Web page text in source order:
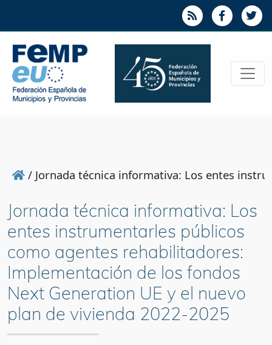
/ Jornada técnica informativa: Los entes
Jornada técnica informativa: Los
entes instrumentarles públicos
como agentes rehabilitadores:
Implementación de los fondos
Next Generation UE y el nuevo
plan de vivienda 2022-2025